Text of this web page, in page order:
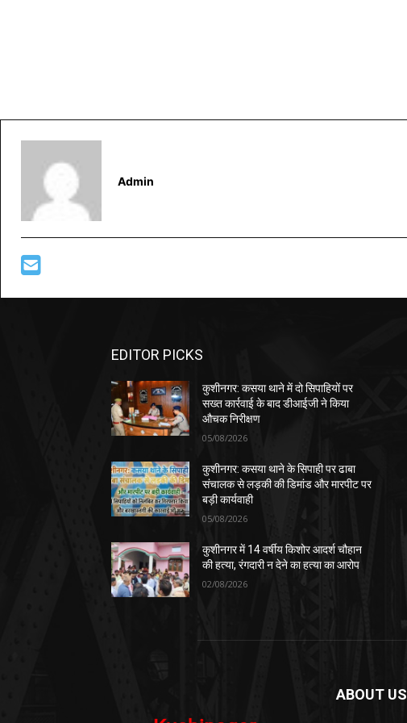
Admin
EDITOR PICKS
कुशीनगर: कसया थाने में दो सिपाहियों पर
सख्त कार्रवाई के बाद डीआईजी ने किया
औचक निरीक्षण
05/08/2026
कुशीनगर: कसया थाने के सिपाही पर ढाबा
संचालक से लड़की की डिमांड और मारपीट पर
बड़ी कार्यवाही
05/08/2026
कुशीनगर में 14 वर्षीय किशोर आदर्श चौहान
की हत्या, रंगदारी न देने का हत्या का आरोप
02/08/2026
ABOUT US